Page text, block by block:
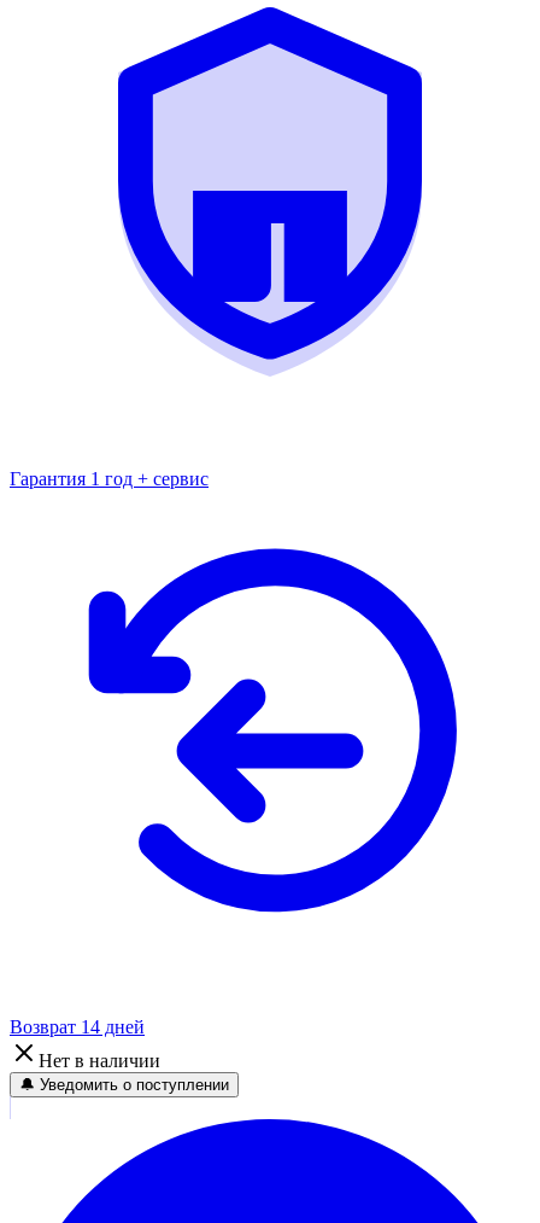
Гарантия 1 год + сервис
Возврат 14 дней
Нет в наличии
🔔 Уведомить о поступлении